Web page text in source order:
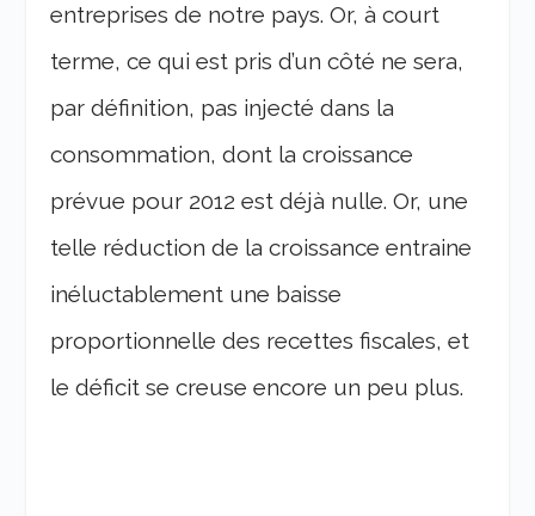
entreprises de notre pays. Or, à court
terme, ce qui est pris d’un côté ne sera,
par définition, pas injecté dans la
consommation, dont la croissance
prévue pour 2012 est déjà nulle. Or, une
telle réduction de la croissance entraine
inéluctablement une baisse
proportionnelle des recettes fiscales, et
le déficit se creuse encore un peu plus.